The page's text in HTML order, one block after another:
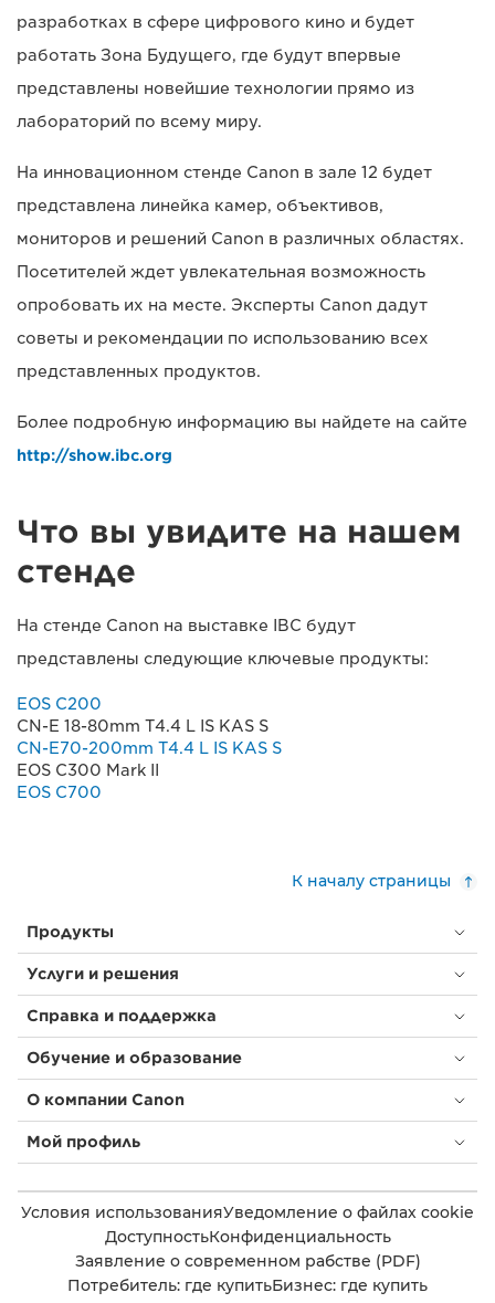
разработках в сфере цифрового кино и будет
работать Зона Будущего, где будут впервые
представлены новейшие технологии прямо из
лабораторий по всему миру.
На инновационном стенде Canon в зале 12 будет
представлена линейка камер, объективов,
мониторов и решений Canon в различных областях.
Посетителей ждет увлекательная возможность
опробовать их на месте. Эксперты Canon дадут
советы и рекомендации по использованию всех
представленных продуктов.
Более подробную информацию вы найдете на сайте
http://show.ibc.org
Что вы увидите на нашем
стенде
На стенде Canon на выставке IBC будут
представлены следующие ключевые продукты:
EOS C200
CN-E 18-80mm T4.4 L IS KAS S
CN-E70-200mm T4.4 L IS KAS S
EOS C300 Mark II
EOS C700
К началу страницы
Продукты
Услуги и решения
Справка и поддержка
Обучение и образование
О компании Canon
Мой профиль
Условия использованияУведомление о файлах cookie
ДоступностьКонфиденциальность
Заявление о современном рабстве (PDF)
Потребитель: где купитьБизнес: где купить